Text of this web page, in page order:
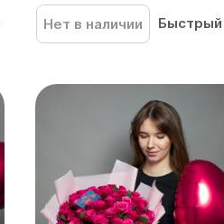
Нет в наличии
Быстрый